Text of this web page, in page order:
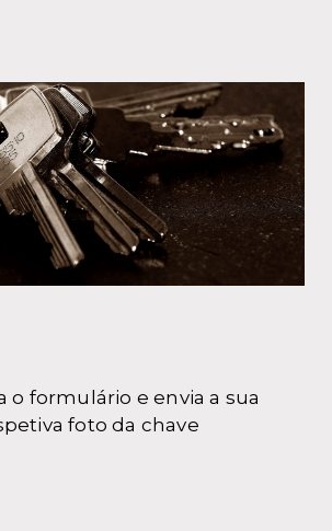
o formulário e envia a sua
foto da chave